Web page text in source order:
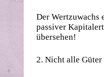
Der Wertzuwachs
passiver
übersehen!
2. Nicht alle